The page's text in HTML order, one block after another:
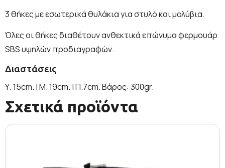
3 θήκες με εσωτερικά θυλάκια για στυλό και μολύβια.
Όλες οι θήκες διαθέτουν ανθεκτικά επώνυμα φερμουάρ
SBS υψηλών προδιαγραφών.
Διαστάσεις
Υ. 15cm. | Μ. 19cm. | Π.7cm. Βάρος: 300gr.
Σχετικά προϊόντα